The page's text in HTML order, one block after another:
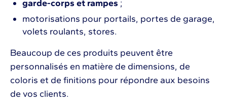
garde-corps et rampes ;
motorisations pour portails, portes de garage,
volets roulants, stores.
Beaucoup de ces produits peuvent être
personnalisés en matière de dimensions, de
coloris et de finitions pour répondre aux besoins
de vos clients.